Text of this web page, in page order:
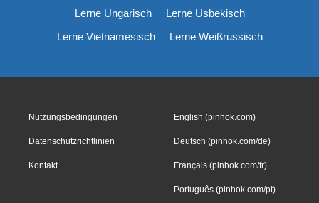
Lerne Ungarisch
Lerne Usbekisch
Lerne Vietnamesisch
Lerne Weißrussisch
Nutzungsbedingungen
Datenschutzrichtlinien
Kontakt
English (pinhok.com)
Deutsch (pinhok.com/de)
Français (pinhok.com/fr)
Português (pinhok.com/pt)